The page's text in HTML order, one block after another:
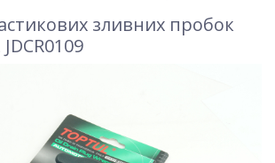
зливних пробок